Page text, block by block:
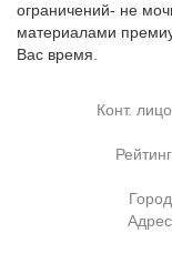
ограничений- не
материалами
Вас время.
Конт. лицо
Рейтинг
Город
Адрес